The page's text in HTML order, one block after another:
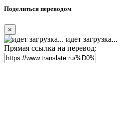
Поделиться переводом
×
идет загрузка...
Прямая ссылка на перевод: